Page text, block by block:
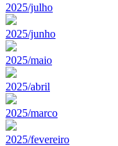
2025/julho
2025/junho
2025/maio
2025/abril
2025/marco
2025/fevereiro